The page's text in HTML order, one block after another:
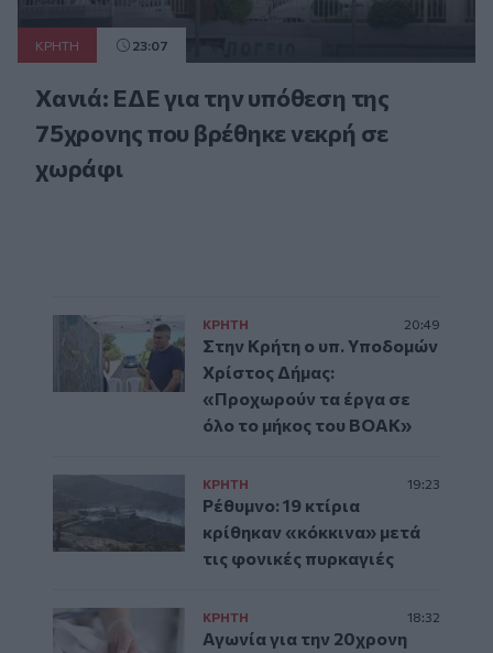
ΚΡΗΤΗ 23:07
Χανιά: ΕΔΕ για την υπόθεση της
75χρονης που βρέθηκε νεκρή σε
χωράφι
ΚΡΗΤΗ 20:49
Στην Κρήτη ο υπ. Υποδομών
Χρίστος Δήμας:
«Προχωρούν τα έργα σε
όλο το μήκος του ΒΟΑΚ»
ΚΡΗΤΗ 19:23
Ρέθυμνο: 19 κτίρια
κρίθηκαν «κόκκινα» μετά
τις φονικές πυρκαγιές
ΚΡΗΤΗ 18:32
Αγωνία για την 20χρονη